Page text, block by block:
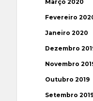
Março 2020
Fevereiro
Janeiro 2020
Dezembro
Novembro
Outubro 2019
Setembro